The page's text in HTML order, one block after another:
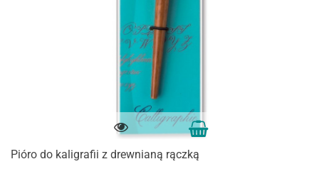
Pióro do kaligrafii z drewnianą rączką